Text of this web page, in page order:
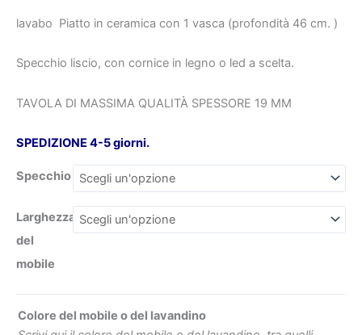
lavabo Piatto in ceramica con 1 vasca (profondità 46 cm. )
Specchio liscio, con cornice in legno o led a scelta.
TAVOLA DI MASSIMA QUALITÀ SPESSORE 19 MM
SPEDIZIONE 4-5 giorni.
Specchio
Larghezza
del
mobile
Colore del mobile o del lavandino